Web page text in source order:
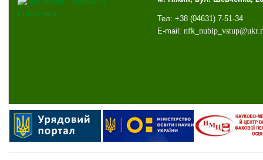
Тел: +38 (04631) 7-51-34
E-mail: nfk_ nubip_ vstup@ukr.